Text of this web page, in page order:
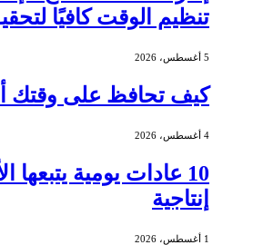
تنظيم الوقت كافيًا
5 أغسطس، 2026
كيف تحافظ على وقتك
4 أغسطس، 2026
10 عادات يومية يتبعها
إنتاجية
1 أغسطس، 2026